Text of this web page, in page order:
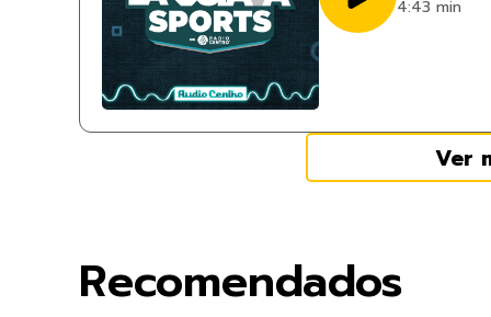
4:43 min
Ver
Recomendados